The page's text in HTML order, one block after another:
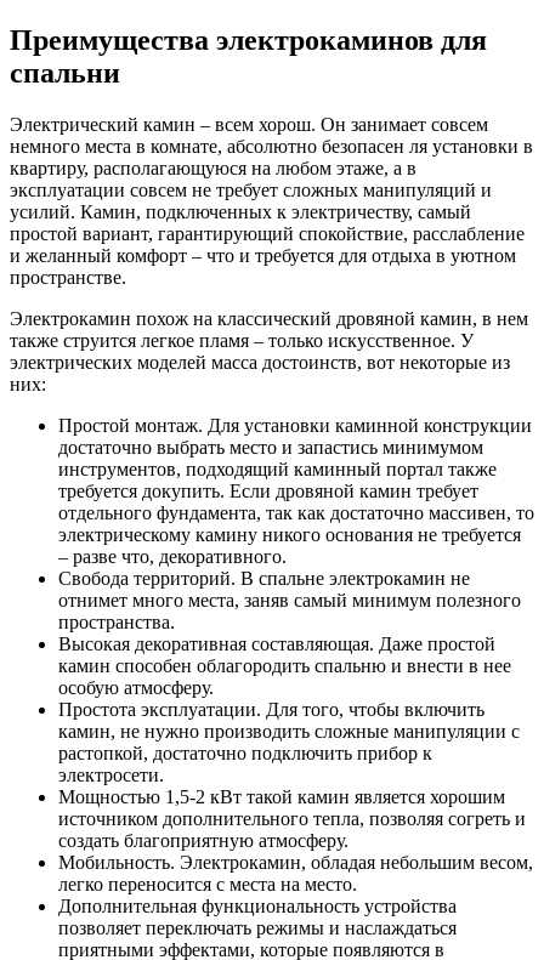
Преимущества электрокаминов для
спальни
Электрический камин – всем хорош. Он занимает совсем
немного места в комнате, абсолютно безопасен ля установки в
квартиру, располагающуюся на любом этаже, а в
эксплуатации совсем не требует сложных манипуляций и
усилий. Камин, подключенных к электричеству, самый
простой вариант, гарантирующий спокойствие, расслабление
и желанный комфорт – что и требуется для отдыха в уютном
пространстве.
Электрокамин похож на классический дровяной камин, в нем
также струится легкое пламя – только искусственное. У
электрических моделей масса достоинств, вот некоторые из
них:
Простой монтаж. Для установки каминной конструкции
достаточно выбрать место и запастись минимумом
инструментов, подходящий каминный портал также
требуется докупить. Если дровяной камин требует
отдельного фундамента, так как достаточно массивен, то
электрическому камину никого основания не требуется
– разве что, декоративного.
Свобода территорий. В спальне электрокамин не
отнимет много места, заняв самый минимум полезного
пространства.
Высокая декоративная составляющая. Даже простой
камин способен облагородить спальню и внести в нее
особую атмосферу.
Простота эксплуатации. Для того, чтобы включить
камин, не нужно производить сложные манипуляции с
растопкой, достаточно подключить прибор к
электросети.
Мощностью 1,5-2 кВт такой камин является хорошим
источником дополнительного тепла, позволяя согреть и
создать благоприятную атмосферу.
Мобильность. Электрокамин, обладая небольшим весом,
легко переносится с места на место.
Дополнительная функциональность устройства
позволяет переключать режимы и наслаждаться
приятными эффектами, которые появляются в